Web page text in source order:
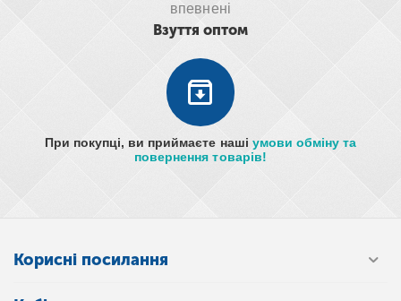
впевнені
Взуття оптом
При покупці, ви приймаєте наші умови обміну та
повернення товарів!
Корисні посилання